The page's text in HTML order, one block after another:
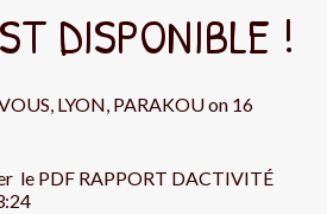
DISPONIBLE !
, LYON, PARAKOUon 16
le PDF RAPPORT DACTIVITÉ